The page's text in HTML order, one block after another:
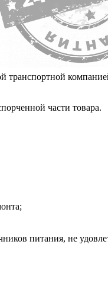
транспортной
части товара.
питания, не